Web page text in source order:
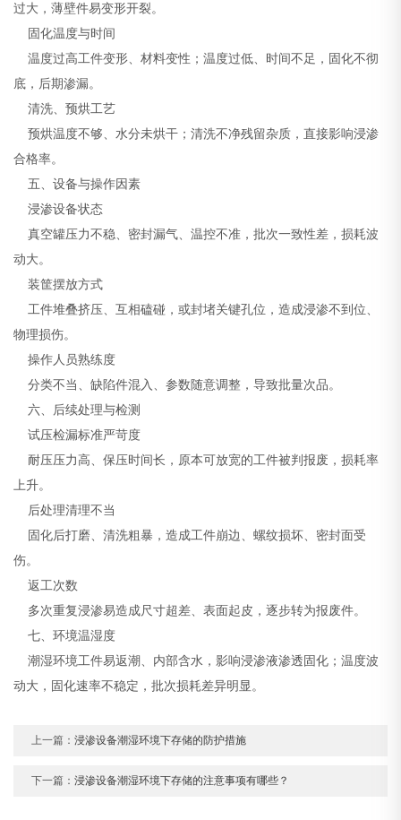
过大，薄壁件易变形开裂。
固化温度与时间
温度过高工件变形、材料变性；温度过低、时间不足，固化不彻
底，后期渗漏。
清洗、预烘工艺
预烘温度不够、水分未烘干；清洗不净残留杂质，直接影响浸渗
合格率。
五、设备与操作因素
浸渗设备状态
真空罐压力不稳、密封漏气、温控不准，批次一致性差，损耗波
动大。
装筐摆放方式
工件堆叠挤压、互相磕碰，或封堵关键孔位，造成浸渗不到位、
物理损伤。
操作人员熟练度
分类不当、缺陷件混入、参数随意调整，导致批量次品。
六、后续处理与检测
试压检漏标准严苛度
耐压压力高、保压时间长，原本可放宽的工件被判报废，损耗率
上升。
后处理清理不当
固化后打磨、清洗粗暴，造成工件崩边、螺纹损坏、密封面受
伤。
返工次数
多次重复浸渗易造成尺寸超差、表面起皮，逐步转为报废件。
七、环境温湿度
潮湿环境工件易返潮、内部含水，影响浸渗液渗透固化；温度波
动大，固化速率不稳定，批次损耗差异明显。
上一篇：浸渗设备潮湿环境下存储的防护措施
下一篇：浸渗设备潮湿环境下存储的注意事项有哪些？